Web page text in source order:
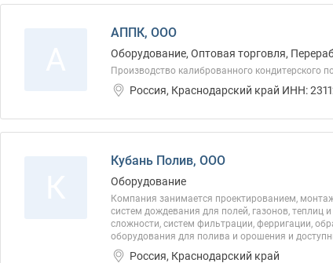
АППК, ООО
Оборудование, Оптовая торговля,
Производство калиброванного кондитерского
Россия, Краснодарский край ИНН:
Кубань Полив, ООО
Оборудование
Компания занимается проектированием,
систем дождевания для полей, газонов,
сложности, систем фильтрации, ферригации,
оборудования для полива и орошения и
Россия, Краснодарский край